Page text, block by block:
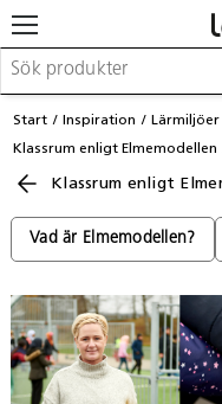
Möbler & inredning
Lekplatsutrustning &
Leka
Barnvagnar &
Skolförbrukning &
Logga in / Registrera dig
Hitta din säljare
Start Inspiration Lärmiljöer
Klassrum enligt Elmemodellen
Klassrum enligt
Vad är Elmemodellen?